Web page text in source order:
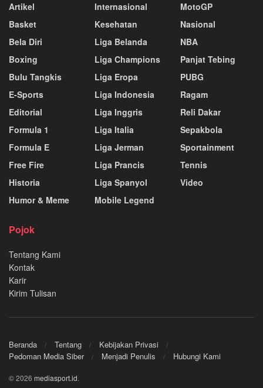
Artikel
Basket
Bela Diri
Boxing
Bulu Tangkis
E-Sports
Editorial
Formula 1
Formula E
Free Fire
Historia
Humor & Meme
Internasional
Kesehatan
Liga Belanda
Liga Champions
Liga Eropa
Liga Indonesia
Liga Inggris
Liga Italia
Liga Jerman
Liga Prancis
Liga Spanyol
Mobile Legend
MotoGP
Nasional
NBA
Panjat Tebing
PUBG
Ragam
Reli Dakar
Sepakbola
Sportainment
Tennis
Video
Pojok
Tentang Kami
Kontak
Karir
Kirim Tulisan
Beranda Tentang
Kebijakan Privasi
Pedoman Media Siber
Menjadi Penulis Hubungi Kami
© 2026 mediasport.id.